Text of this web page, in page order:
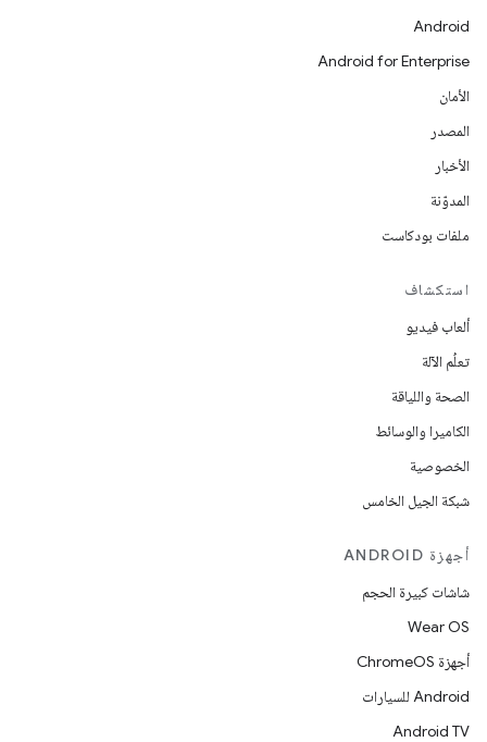
Android
Android for Enterprise
الأمان
المصدر
الأخبار
المدوّنة
ملفات بودكاست
استكشاف
ألعاب فيديو
تعلُم الآلة
الصحة واللياقة
الكاميرا والوسائط
الخصوصية
شبكة الجيل الخامس
أجهزة ANDROID
شاشات كبيرة الحجم
Wear OS
أجهزة ChromeOS
Android للسيارات
Android TV